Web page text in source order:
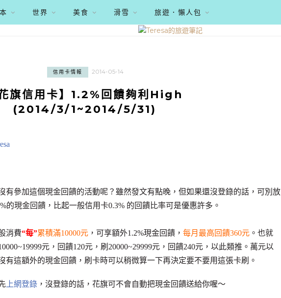
世界 美食 滑雪 旅遊．懶人包
信用卡情報 2014-05-14
花旗信用卡】1.2%回饋夠利High
(2014/3/1~2014/5/31)
有參加這個現金回饋的活動呢？雖然發文有點晚，但如果還沒登錄的話，可別放
的現金回饋，比起一般信用卡0.3% 的回饋比率可是優惠許多。
消費“每”累積滿10000元 ，可享額外1.2%現金回饋， 每月最高回饋360元 。也就
元，回饋120元，刷20000~29999元，回饋240元，以此類推。萬元以
有這額外的現金回饋，刷卡時可以稍微算一下再決定要不要用這張卡刷。
上網登錄 ，沒登錄的話，花旗可不會自動把現金回饋送給你喔～